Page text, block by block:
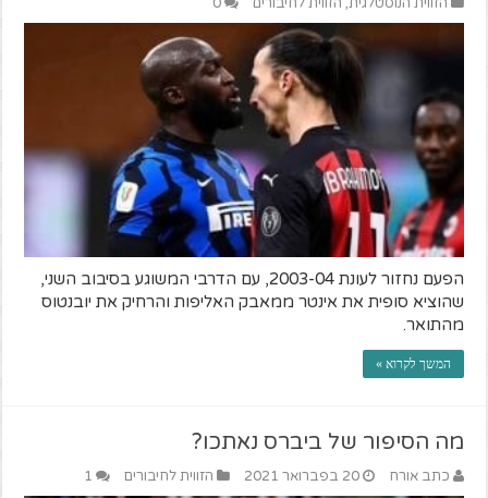
הזווית הנוסטלגית, הזווית לחיבורים 0
הפעם נחזור לעונת 2003-04, עם הדרבי המשוגע בסיבוב השני,
שהוציא סופית את אינטר ממאבק האליפות והרחיק את יובנטוס
מהתואר.
המשך לקרוא »
מה הסיפור של ביברס נאתכו?
כתב אורח 20 בפברואר 2021 הזווית לחיבורים 1